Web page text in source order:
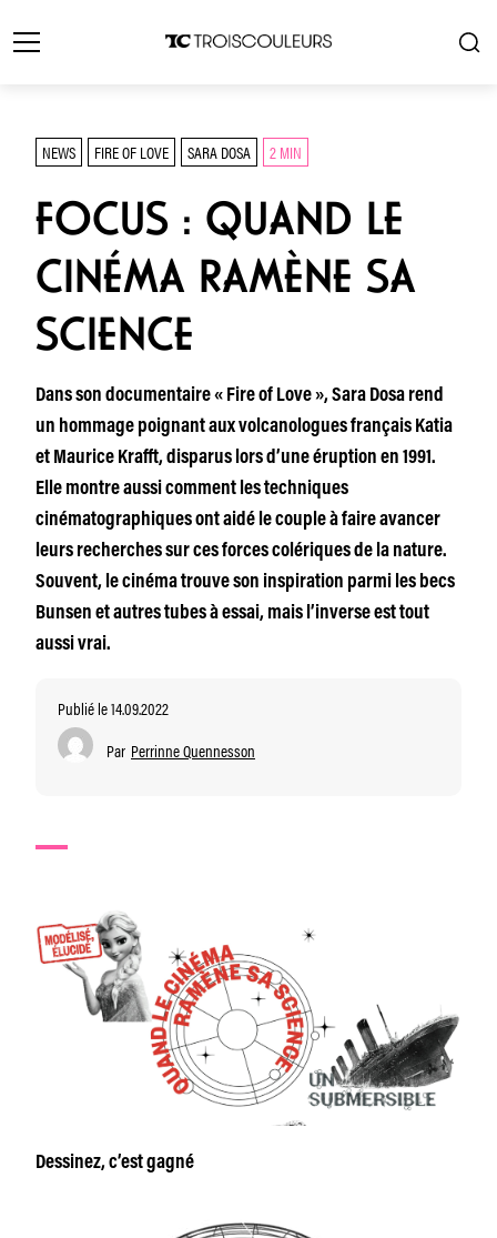
NEWS FIRE OF LOVE SARA DOSA 2 MIN
FOCUS : QUAND LE
CINÉMA RAMÈNE SA
SCIENCE
Dans son documentaire « Fire of Love », Sara Dosa rend
un hommage poignant aux volcanologues français Katia
et Maurice Krafft, disparus lors d’une éruption en 1991.
Elle montre aussi comment les techniques
cinématographiques ont aidé le couple à faire avancer
leurs recherches sur ces forces colériques de la nature.
Souvent, le cinéma trouve son inspiration parmi les becs
Bunsen et autres tubes à essai, mais l’inverse est tout
aussi vrai.
Publié le 14.09.2022
Par Perrinne Quennesson
Dessinez, c’est gagné